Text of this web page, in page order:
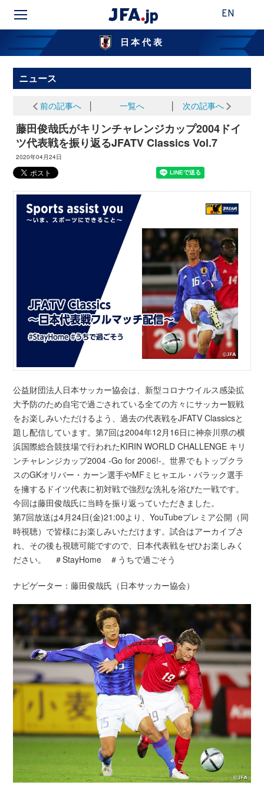
EN
日本代表
ニュース
前の記事へ 一覧へ 次の記事へ
藤田俊哉氏がキリンチャレンジカップ2004ドイ
ツ代表戦を振り返るJFATV Classics Vol.7
2020年04月24日
公益財団法人日本サッカー協会は、新型コロナウイルス感染拡
大予防のため自宅で過ごされている全ての方々にサッカー観戦
をお楽しみいただけるよう、過去の代表戦をJFATV Classicsと
題し配信しています。第7回は2004年12月16日に神奈川県の横
浜国際総合競技場で行われたKIRIN WORLD CHALLENGE キリ
ンチャレンジカップ2004 -Go for 2006!-。世界でもトップクラ
スのGKオリバー・カーン選手やMFミヒャエル・バラック選手
を擁するドイツ代表に初対戦で強烈な洗礼を浴びた一戦です。
今回は藤田俊哉氏に当時を振り返っていただきました。
第7回放送は4月24日(金)21:00より、YouTubeプレミア公開（同
時視聴）で皆様にお楽しみいただけます。試合はアーカイブさ
れ、その後も視聴可能ですので、日本代表戦をぜひお楽しみく
ださい。 ＃StayHome ＃うちで過ごそう
ナビゲーター：藤田俊哉氏（日本サッカー協会）